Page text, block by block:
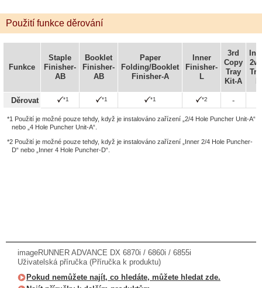
Použití funkce děrování
Funkce
Staple
Finisher-
AB
Booklet
Finisher-
AB
Paper
Folding/Booklet
Finisher-A
Inner
Finisher-
L
3rd
Copy
Tray
Kit-A
Děrovat *1 *1 *1 *2 -
*1 Použití je možné pouze tehdy, když je instalováno zařízení „2/4 Hole Puncher Unit-A“
nebo „4 Hole Puncher Unit-A“.
*2 Použití je možné pouze tehdy, když je instalováno zařízení „Inner 2/4 Hole Puncher-
D“ nebo „Inner 4 Hole Puncher-D“.
imageRUNNER ADVANCE DX 6870i / 6860i / 6855i
Uživatelská příručka (Příručka k produktu)
Pokud nemůžete najít, co hledáte, můžete hledat zde.